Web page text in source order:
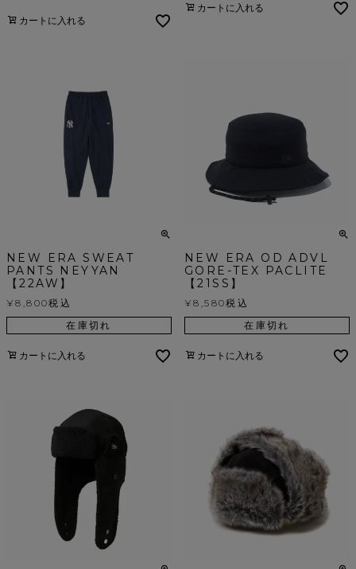
カートに入れる
カートに入れる
NEW ERA SWEAT
PANTS NEYYAN
【22AW】
¥8,800税込
在庫切れ
カートに入れる
NEW ERA OD ADVL
GORE-TEX PACLITE
【21SS】
¥8,580税込
在庫切れ
カートに入れる